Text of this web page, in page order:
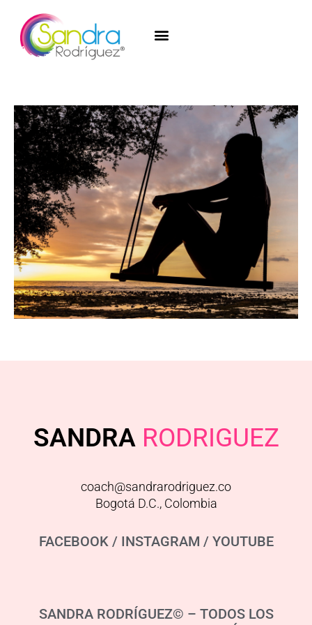
SANDRA RODRIGUEZ
coach@sandrarodriguez.co
Bogotá D.C., Colombia
FACEBOOK/ INSTAGRAM / YOUTUBE
SANDRA RODRÍGUEZ© – TODOS LOS